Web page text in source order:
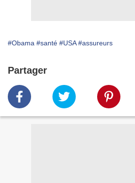
#Obama #santé #USA #assureurs
Partager